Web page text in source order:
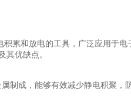
累和放电的工具，广泛应用于
其优缺点。
制成，能够有效减少静电积聚，